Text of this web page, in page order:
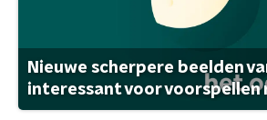
Nieuwe scherpere beelden
interessant voor voorspellen